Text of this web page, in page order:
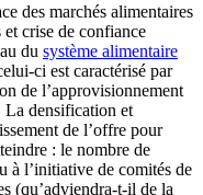
des marchés alimentaires
crise de confiance
du système alimentaire
ci est caractérisé par
de l’approvisionnement
La densification et
de l’offre pour
: le nombre de
à l’initiative de comités de
(qu’adviendra-t-il de la